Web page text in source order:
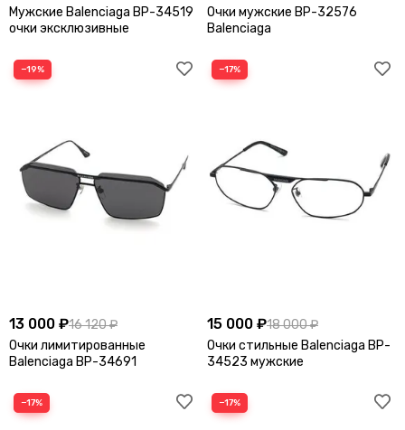
Мужские Balenciaga BP-34519
очки эксклюзивные
Очки мужские BP-32576
Balenciaga
−19%
13 000 ₽16 120 ₽
Очки лимитированные
Balenciaga BP-34691
−17%
15 000 ₽18 000 ₽
Очки стильные Balenciaga BP-
34523 мужские
−17% −17%